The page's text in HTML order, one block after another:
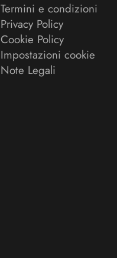
Termini e condizioni
Privacy Policy
Cookie Policy
Impostazioni cookie
Note Legali